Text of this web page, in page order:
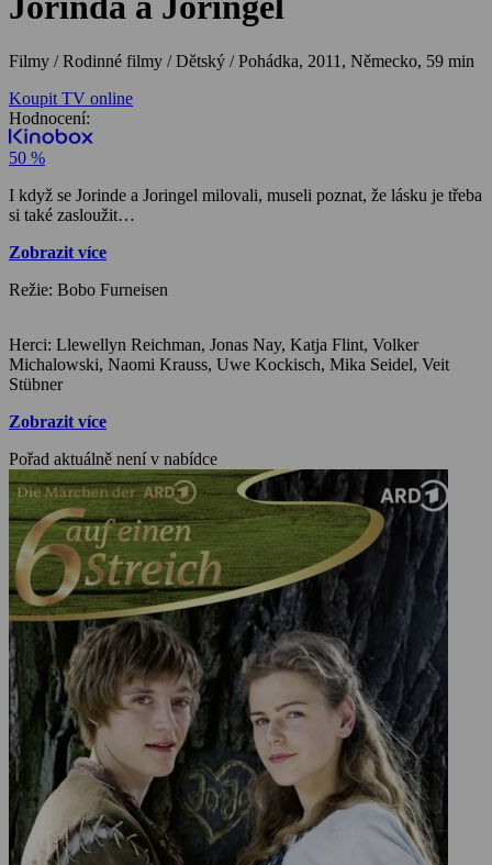
Filmy / Rodinné filmy / Dětský / Pohádka, 2011, Německo, 59 min
Koupit TV online
Hodnocení:
50 %
I když se Jorinde a Joringel milovali, museli poznat, že lásku je třeba
si také zasloužit…
Zobrazit více
Režie: Bobo Furneisen
Herci: Llewellyn Reichman, Jonas Nay, Katja Flint, Volker
Michalowski, Naomi Krauss, Uwe Kockisch, Mika Seidel, Veit
Stübner
Zobrazit více
Pořad aktuálně není v nabídce